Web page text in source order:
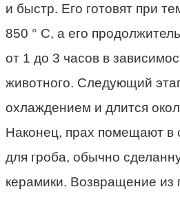
и быстр. Его готовят при
850 ° С, а его
от 1 до 3 часов в
животного. Следующий
охлаждением и длится
Наконец, прах помещают в
для гроба, обычно
керамики. Возвращение из